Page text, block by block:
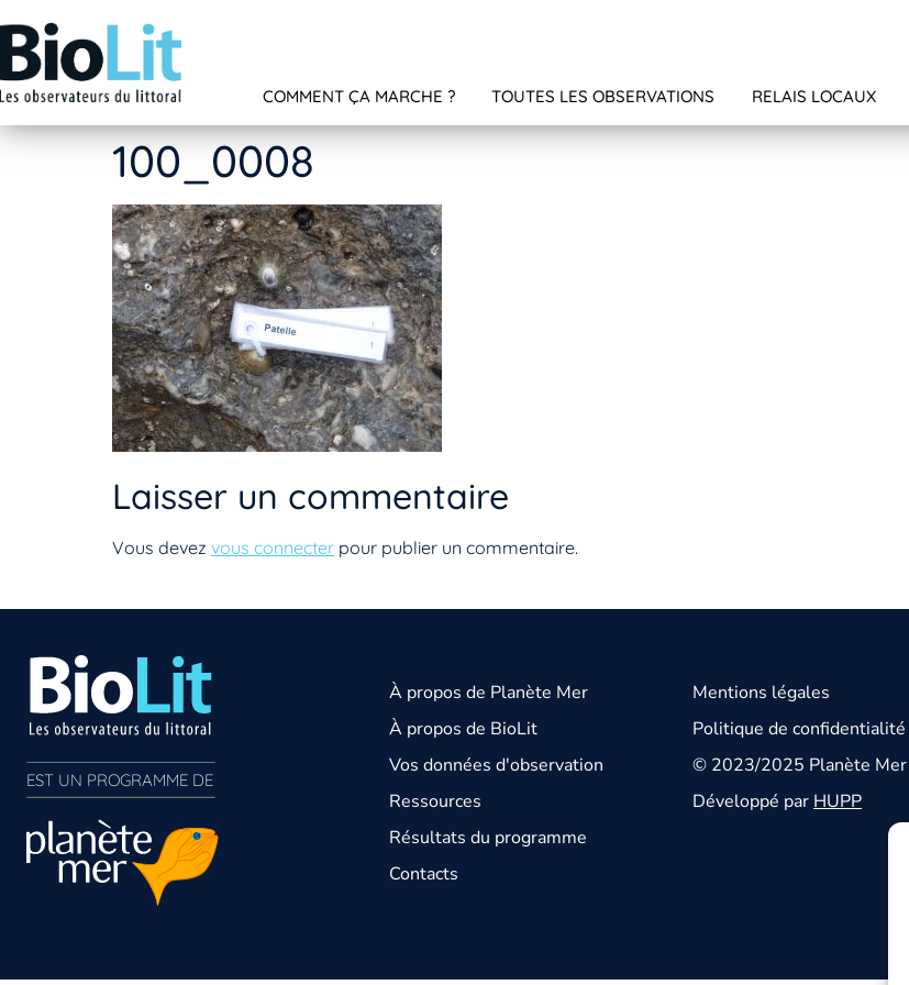
COMMENT ÇA MARCHE ? TOUTES LES OBSERVATIONS RELAIS LOCAUX
100_0008
Laisser un commentaire
Vous devez vous connecter pour publier un commentaire.
EST UN PROGRAMME DE
À propos de Planète Mer
À propos de BioLit
Vos données d'observation
Ressources
Résultats du programme
Contacts
Mentions légales
Politique de confidentialité
© 2023/2025 Planète Mer
Développé par HUPP